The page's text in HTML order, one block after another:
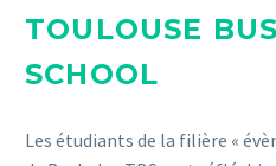
TOULOUSE
SCHOOL
Les étudiants de la filière «